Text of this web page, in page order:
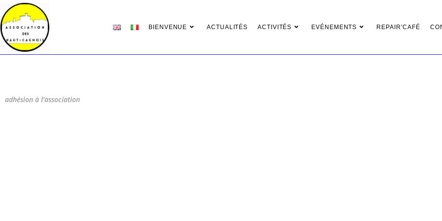
BIENVENUE ACTUALITÉS ACTIVITÉS EVÉNEMENTS REPAIR’CAFÉ
adhésion à l’association